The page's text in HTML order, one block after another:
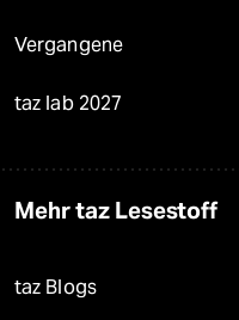
Vergangene
taz lab 2027
Mehr taz Lesestoff
taz Blogs